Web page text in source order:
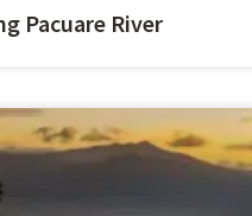
Pacuare River